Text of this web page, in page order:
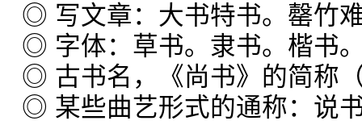
◎ 写文章：大书特书。罄竹
◎ 字体：草书。隶书。楷书
◎ 古书名，《尚书》的简称
◎ 某些曲艺形式的通称：说